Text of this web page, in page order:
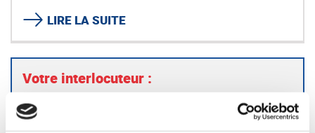
LIRE LA SUITE
Votre interlocuteur :
Bernard BESSON — Synercom France Ile de
France